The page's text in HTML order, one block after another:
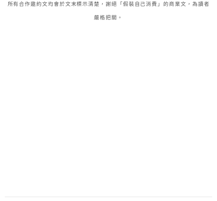
所有合作邀約文均會於文末標示清楚，謝絕「假裝自己消費」的商業文，為讀者
嚴格把關。